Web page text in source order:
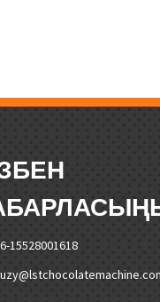
15528001618